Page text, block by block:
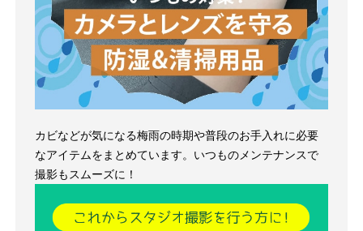
カビなどが気になる梅雨の時期や普段のお手入れに必要
なアイテムをまとめています。いつものメンテナンスで
撮影もスムーズに！